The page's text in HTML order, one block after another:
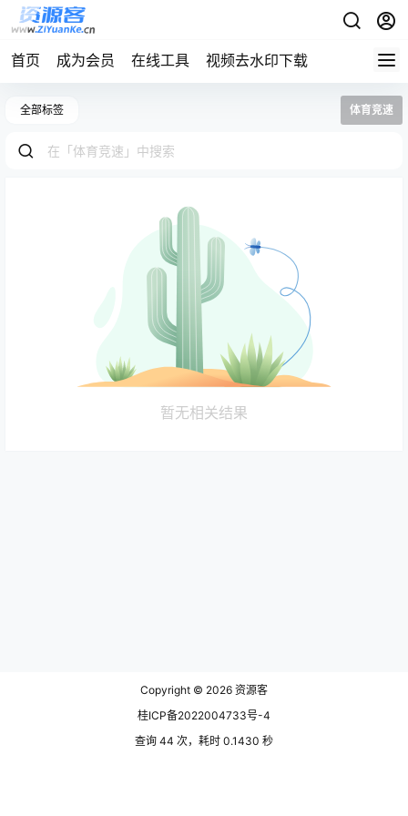
首页 成为会员 在线工具 视频去水印下载
全部标签 体育竞速
暂无相关结果
Copyright © 2026 资源客
桂ICP备2022004733号-4
查询 44 次，耗时 0.1430 秒